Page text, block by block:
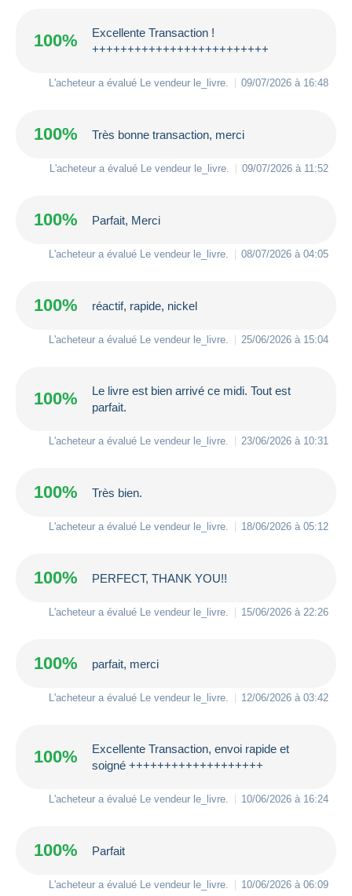
100%
Excellente Transaction !
+++++++++++++++++++++++++
L'acheteur a évalué Le vendeur le_livre. 09/07/2026 à 16:48
100% Très bonne transaction, merci
L'acheteur a évalué Le vendeur le_livre. 09/07/2026 à 11:52
100% Parfait, Merci
L'acheteur a évalué Le vendeur le_livre. 08/07/2026 à 04:05
100% réactif, rapide, nickel
L'acheteur a évalué Le vendeur le_livre. 25/06/2026 à 15:04
100%
Le livre est bien arrivé ce midi. Tout est
parfait.
L'acheteur a évalué Le vendeur le_livre. 23/06/2026 à 10:31
100% Très bien.
L'acheteur a évalué Le vendeur le_livre. 18/06/2026 à 05:12
100% PERFECT, THANK YOU!!
L'acheteur a évalué Le vendeur le_livre. 15/06/2026 à 22:26
100% parfait, merci
L'acheteur a évalué Le vendeur le_livre. 12/06/2026 à 03:42
100%
Excellente Transaction, envoi rapide et
soigné +++++++++++++++++++
L'acheteur a évalué Le vendeur le_livre. 10/06/2026 à 16:24
100% Parfait
L'acheteur a évalué Le vendeur le_livre. 10/06/2026 à 06:09